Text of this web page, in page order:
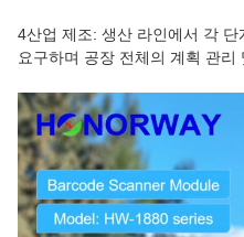
4산업 제조: 생산 라인에서 각
요구하며 공장 전체의 계획 관리